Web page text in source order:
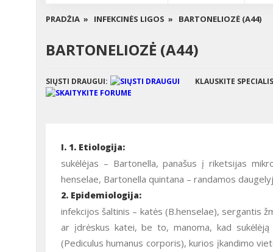
PRADŽIA » INFEKCINĖS LIGOS » BARTONELIOZĖ (A44)
BARTONELIOZĖ (A44)
SIŲSTI DRAUGUI: KLAUSKITE
I. 1. Etiologija:
sukėlėjas – Bartonella, panašus į riketsijas
henselae, Bartonella quintana – randamos
2. Epidemiologija:
infekcijos šaltinis – katės (B.henselae), sergantis
ar įdrėskus katei, be to, manoma, kad
(Pediculus humanus corporis), kurios įkandimo